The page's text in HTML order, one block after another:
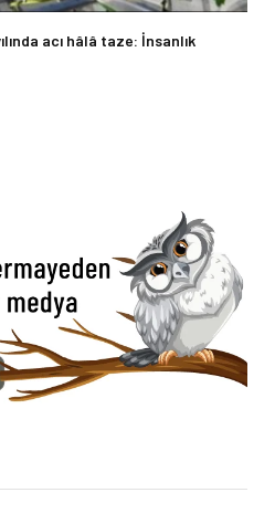
acı hâlâ taze: İnsanlık